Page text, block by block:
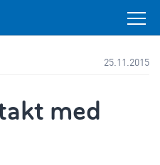
25.11.2015
med